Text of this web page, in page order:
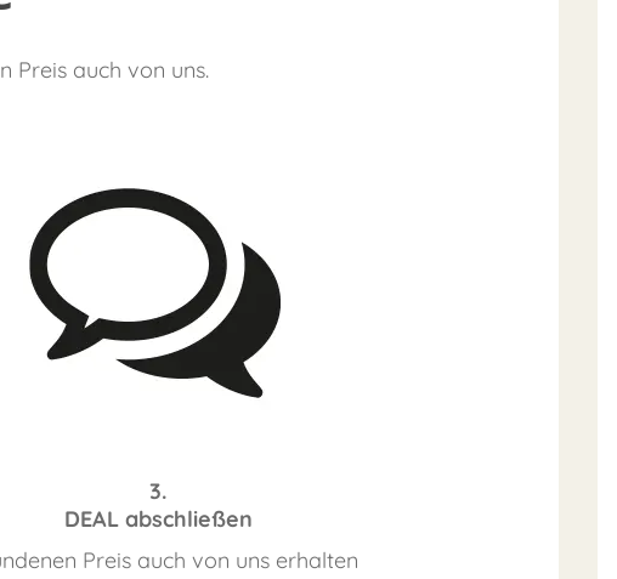
Preis auch von uns.
3.
DEAL abschließen
Preis auch von uns erhalten